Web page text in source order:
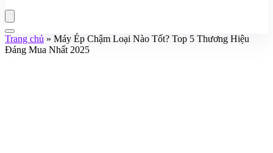
Trang chủ » Máy Ép Chậm Loại Nào Tốt? Top 5 Thương Hiệu
Đáng Mua Nhất 2025